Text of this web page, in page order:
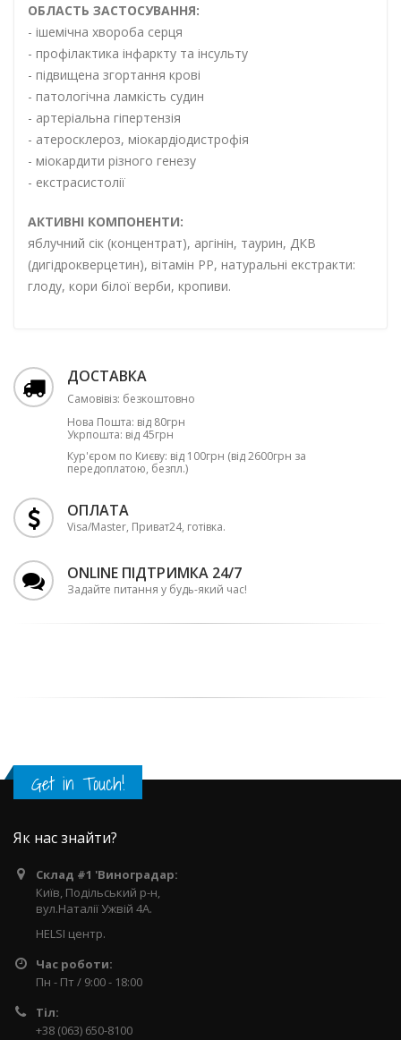
ОБЛАСТЬ ЗАСТОСУВАННЯ:
- iшемічна хвороба серця
- профілактика інфаркту та інсульту
- підвищена згортання крові
- патологічна ламкість судин
- артеріальна гіпертензія
- атеросклероз, міокардіодистрофія
- міокардити різного генезу
- екстрасистолії
АКТИВНІ КОМПОНЕНТИ:
яблучний сік (концентрат), аргінін, таурин, ДКВ
(дигідрокверцетин), вітамін РР, натуральні екстракти:
глоду, кори білої верби, кропиви.
ДОСТАВКА
Самовівіз: безкоштовно
Нова Пошта: від 80грн
Укрпошта: від 45грн
Кур'єром по Києву: від 100грн (від 2600грн за
передоплатою, безпл.)
ОПЛАТА
Visa/Master, Приват24, готівка.
ONLINE ПІДТРИМКА 24/7
Задайте питання у будь-який час!
Get in Touch!
Як нас знайти?
Склад #1 'Виноградар:
Київ, Подільський р-н,
вул.Наталії Ужвій 4А.
HELSI центр.
Час роботи:
Пн - Пт / 9:00 - 18:00
Тіл:
+38 (063) 650-8100